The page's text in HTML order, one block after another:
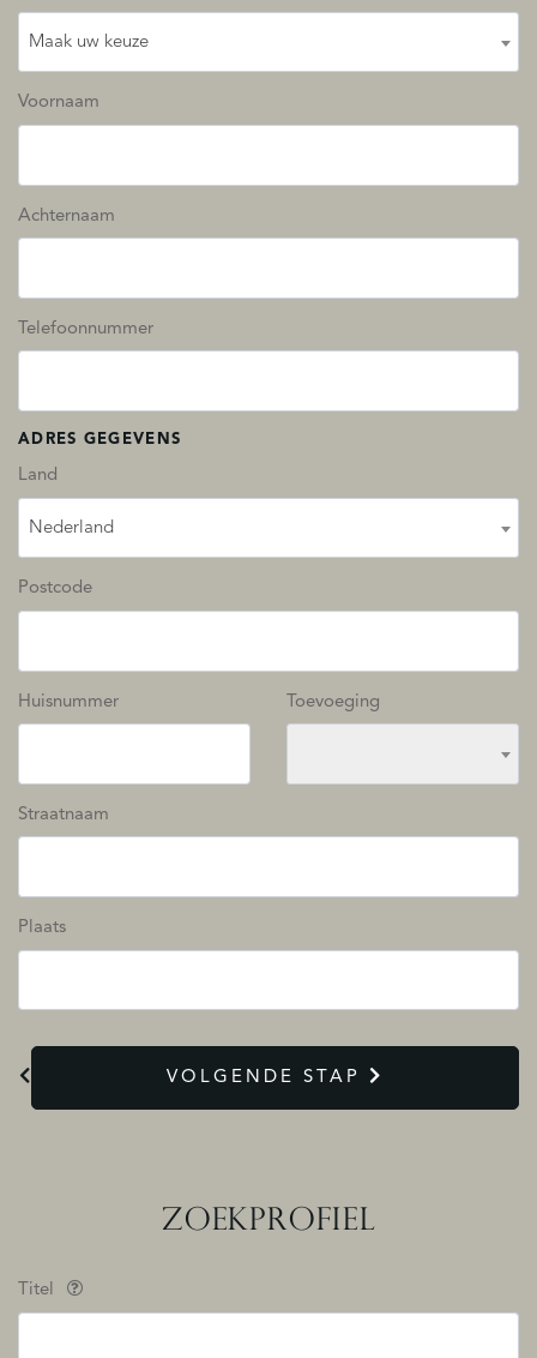
Maak uw keuze
Voornaam
Achternaam
Telefoonnummer
ADRES GEGEVENS
Land
Nederland
Postcode
Huisnummer Toevoeging
Straatnaam
Plaats
VOLGENDE STAP
ZOEKPROFIEL
Titel